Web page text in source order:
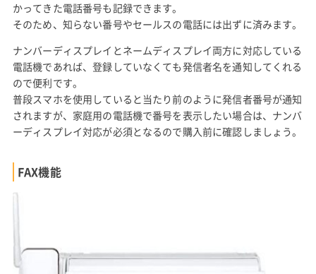
かってきた電話番号も記録できます。
そのため、知らない番号やセールスの電話には出ずに済みます。
ナンバーディスプレイとネームディスプレイ両方に対応している
電話機であれば、登録していなくても発信者名を通知してくれる
ので便利です。
普段スマホを使用していると当たり前のように発信者番号が通知
されますが、家庭用の電話機で番号を表示したい場合は、ナンバ
ーディスプレイ対応が必須となるので購入前に確認しましょう。
FAX機能